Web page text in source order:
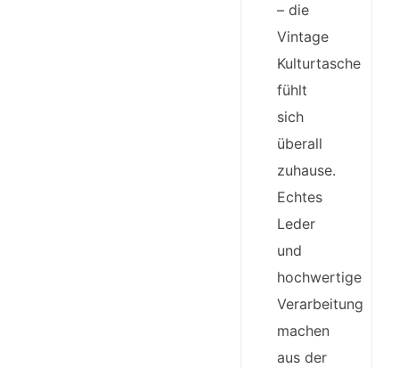
– die
Vintage
Kulturtasche
fühlt
sich
überall
zuhause.
Echtes
Leder
und
hochwertige
Verarbeitung
machen
aus der